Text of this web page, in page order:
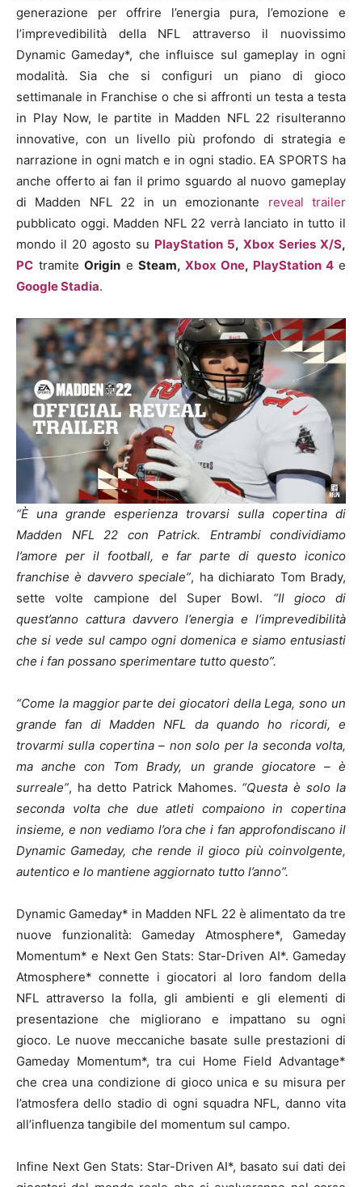
generazione per offrire l’energia pura, l’emozione e
l’imprevedibilità della NFL attraverso il nuovissimo
Dynamic Gameday*, che influisce sul gameplay in ogni
modalità. Sia che si configuri un piano di gioco
settimanale in Franchise o che si affronti un testa a testa
in Play Now, le partite in Madden NFL 22 risulteranno
innovative, con un livello più profondo di strategia e
narrazione in ogni match e in ogni stadio. EA SPORTS ha
anche offerto ai fan il primo sguardo al nuovo gameplay
di Madden NFL 22 in un emozionante reveal trailer
pubblicato oggi. Madden NFL 22 verrà lanciato in tutto il
mondo il 20 agosto su PlayStation 5, Xbox Series X/S,
PC tramiteOrigin eSteam, Xbox One, PlayStation 4 e
Google Stadia.
“È una grande esperienza trovarsi sulla copertina di
Madden NFL 22 con Patrick. Entrambi condividiamo
l’amore per il football, e far parte di questo iconico
franchise è davvero speciale”, ha dichiarato Tom Brady,
sette volte campione del Super Bowl. “Il gioco di
quest’anno cattura davvero l’energia e l’imprevedibilità
che si vede sul campo ogni domenica e siamo entusiasti
che i fan possano sperimentare tutto questo”.
“Come la maggior parte dei giocatori della Lega, sono un
grande fan di Madden NFL da quando ho ricordi, e
trovarmi sulla copertina – non solo per la seconda volta,
ma anche con Tom Brady, un grande giocatore – è
surreale”, ha detto Patrick Mahomes. “Questa è solo la
seconda volta che due atleti compaiono in copertina
insieme, e non vediamo l’ora che i fan approfondiscano il
Dynamic Gameday, che rende il gioco più coinvolgente,
autentico e lo mantiene aggiornato tutto l’anno”.
Dynamic Gameday* in Madden NFL 22 è alimentato da tre
nuove funzionalità: Gameday Atmosphere*, Gameday
Momentum* e Next Gen Stats: Star-Driven AI*. Gameday
Atmosphere* connette i giocatori al loro fandom della
NFL attraverso la folla, gli ambienti e gli elementi di
presentazione che migliorano e impattano su ogni
gioco. Le nuove meccaniche basate sulle prestazioni di
Gameday Momentum*, tra cui Home Field Advantage*
che crea una condizione di gioco unica e su misura per
l’atmosfera dello stadio di ogni squadra NFL, danno vita
all’influenza tangibile del momentum sul campo.
Infine Next Gen Stats: Star-Driven AI*, basato sui dati dei